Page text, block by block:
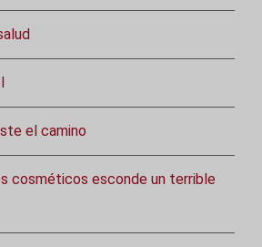
el camino
cosméticos esconde un terrible